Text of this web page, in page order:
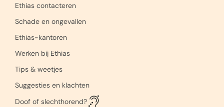
Ethias contacteren
Schade en ongevallen
Ethias-kantoren
Werken bij Ethias
Tips & weetjes
Suggesties en klachten
Doof of slechthorend?